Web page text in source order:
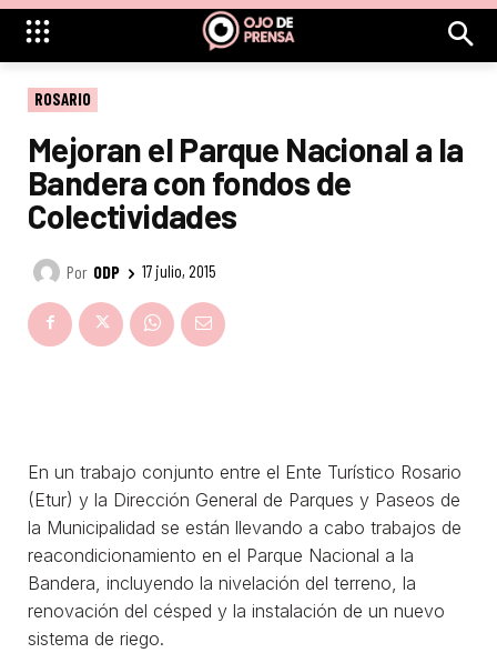
ROSARIO
Mejoran el Parque Nacional a la
Bandera con fondos de
Colectividades
Por ODP 17 julio, 2015
En un trabajo conjunto entre el Ente Turístico Rosario
(Etur) y la Dirección General de Parques y Paseos de
la Municipalidad se están llevando a cabo trabajos de
reacondicionamiento en el Parque Nacional a la
Bandera, incluyendo la nivelación del terreno, la
renovación del césped y la instalación de un nuevo
sistema de riego.